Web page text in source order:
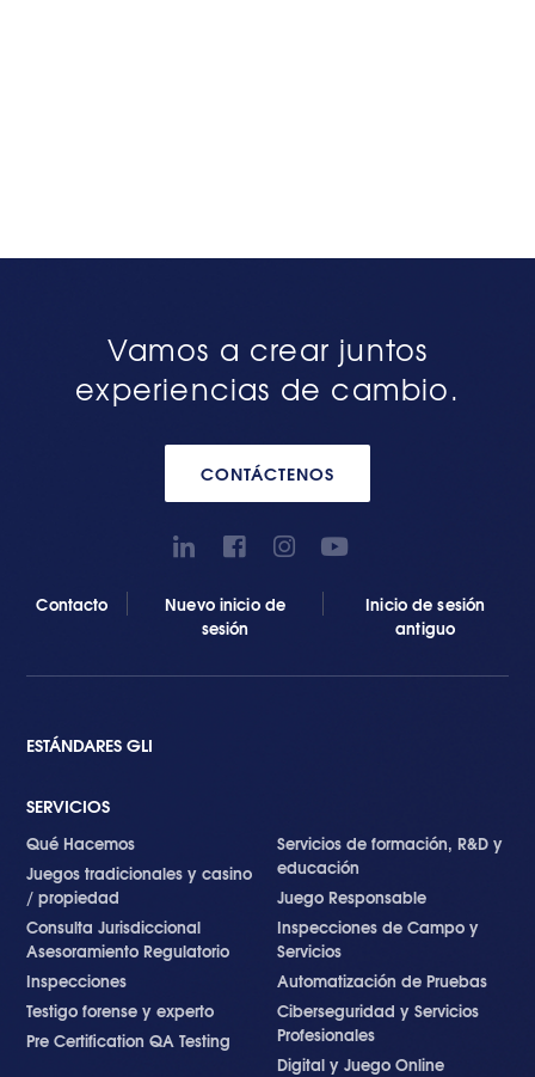
Vamos a crear juntos
experiencias de cambio.
CONTÁCTENOS
Contacto
Nuevo inicio de
sesión
Inicio de sesión
antiguo
ESTÁNDARES GLI
SERVICIOS
Qué Hacemos
Juegos tradicionales y casino
/ propiedad
Consulta Jurisdiccional
Asesoramiento Regulatorio
Inspecciones
Testigo forense y experto
Pre Certification QA Testing
Servicios de formación, R&D y
educación
Juego Responsable
Inspecciones de Campo y
Servicios
Automatización de Pruebas
Ciberseguridad y Servicios
Profesionales
Digital y Juego Online